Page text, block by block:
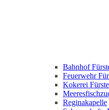
Bahnhof
Feuerwehr
Kokerei
Reginakapelle